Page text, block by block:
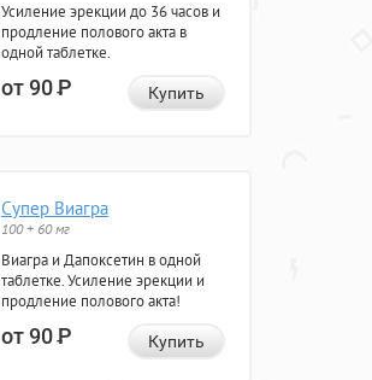
Усиление эрекции до 36 часов и
продление полового акта в
одной таблетке.
от 90Р Купить
Супер Виагра
100 + 60 мг
Виагра и Дапоксетин в одной
таблетке. Усиление эрекции и
продление полового акта!
от 90Р Купить